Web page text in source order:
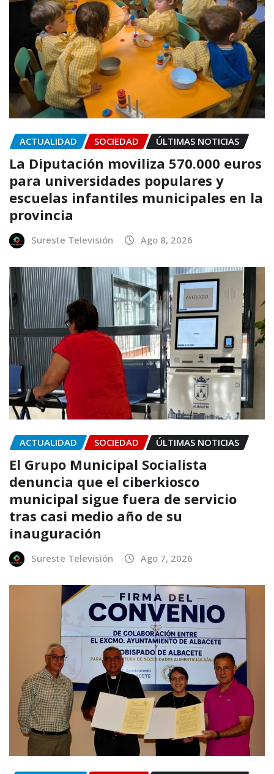
ACTUALIDAD SOCIEDAD ÚLTIMAS NOTICIAS
La Diputación moviliza 570.000 euros
para universidades populares y
escuelas infantiles municipales en la
provincia
Sureste Televisión Ago 8, 2026
ACTUALIDAD SOCIEDAD ÚLTIMAS NOTICIAS
El Grupo Municipal Socialista
denuncia que el ciberkiosco
municipal sigue fuera de servicio
tras casi medio año de su
inauguración
Sureste Televisión Ago 7, 2026